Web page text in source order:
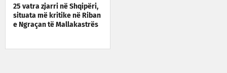
25 vatra zjarri në Shqipëri,
situata më kritike në Riban
e Ngraçan të Mallakastrës